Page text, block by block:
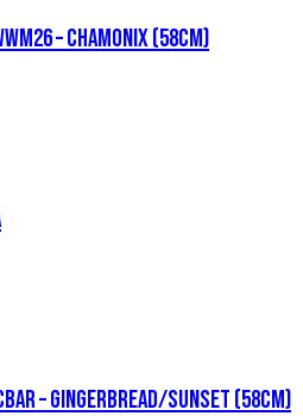
– CHAMONIX (58cm)
– GINGERBREAD/SUNSET (58cm)